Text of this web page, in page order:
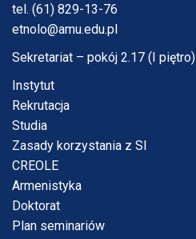
tel. (61) 829-13-76
etnolo@amu.edu.pl
Sekretariat – pokój 2.17 (I piętro)
Instytut
Rekrutacja
Studia
Zasady korzystania z SI
CREOLE
Armenistyka
Doktorat
Plan seminariów